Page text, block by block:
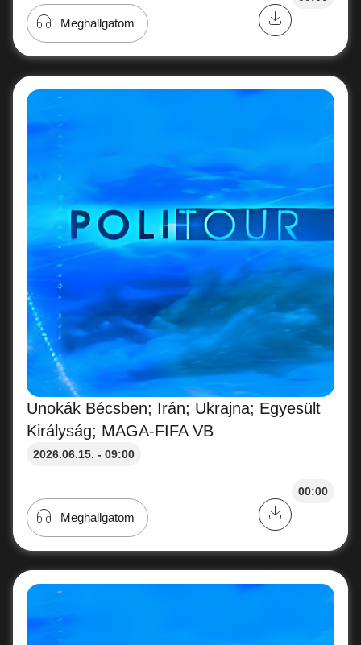
Meghallgatom
Unokák Bécsben; Irán; Ukrajna; Egyesült
Királyság; MAGA-FIFA VB
2026.06.15. - 09:00
00:00
Meghallgatom